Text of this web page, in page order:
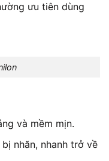
ưu tiên dùng
và mềm mịn.
nhăn, nhanh trở về